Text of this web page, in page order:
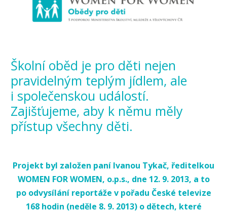
Školní oběd je pro děti nejen
pravidelným teplým jídlem, ale
i společenskou událostí.
Zajišťujeme, aby k němu měly
přístup všechny děti.
Projekt byl založen paní Ivanou Tykač, ředitelkou
WOMEN FOR WOMEN, o.p.s., dne 12. 9. 2013, a to
po odvysílání reportáže v pořadu České televize
168 hodin (neděle 8. 9. 2013) o dětech, které